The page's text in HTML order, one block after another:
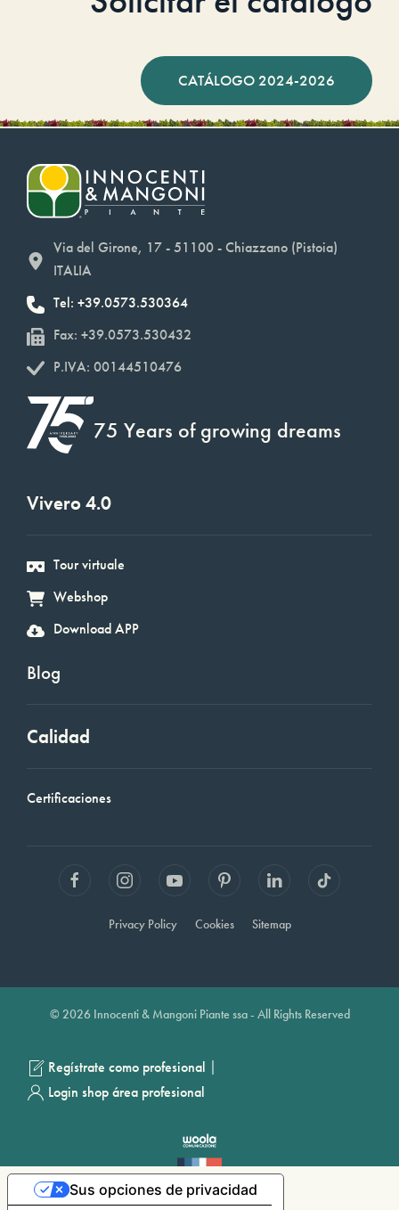
CATÁLOGO 2024-2026
Via del Girone, 17 - 51100 - Chiazzano (Pistoia)
ITALIA
Tel: +39.0573.530364
Fax: +39.0573.530432
P.IVA: 00144510476
75 Years of growing dreams
Vivero 4.0
Tour virtuale
Webshop
Download APP
Blog
Calidad
Certificaciones
Privacy Policy Cookies Sitemap
© 2026 Innocenti & Mangoni Piante ssa - All Rights Reserved
Regístrate como profesional |
Login shop área profesional
Sus opciones de privacidad